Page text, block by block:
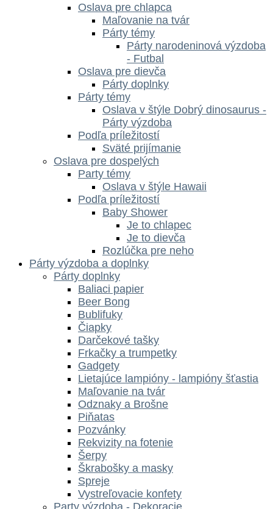
Oslava pre chlapca
Maľovanie na tvár
Párty témy
Párty narodeninová výzdoba
- Futbal
Oslava pre dievča
Párty doplnky
Párty témy
Oslava v štýle Dobrý dinosaurus -
Párty výzdoba
Podľa príležitostí
Sväté prijímanie
Oslava pre dospelých
Party témy
Oslava v štýle Hawaii
Podľa príležitostí
Baby Shower
Je to chlapec
Je to dievča
Rozlúčka pre neho
Párty výzdoba a doplnky
Párty doplnky
Baliaci papier
Beer Bong
Bublifuky
Čiapky
Darčekové tašky
Frkačky a trumpetky
Gadgety
Lietajúce lampióny - lampióny šťastia
Maľovanie na tvár
Odznaky a Brošne
Piňatas
Pozvánky
Rekvizity na fotenie
Šerpy
Škrabošky a masky
Spreje
Vystreľovacie konfety
Party výzdoba - Dekoracie